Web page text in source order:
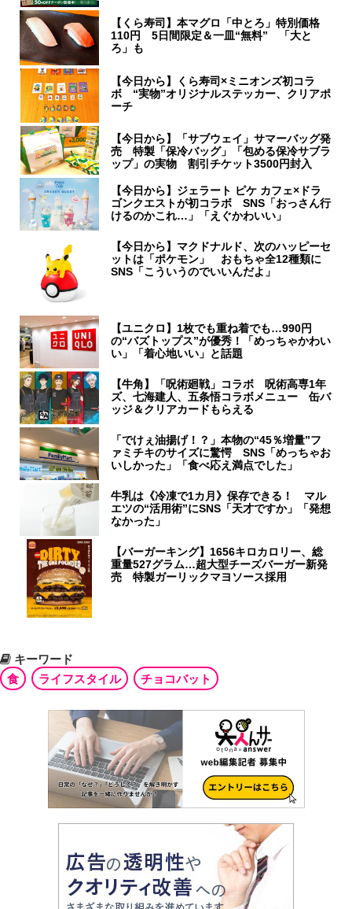
【くら寿司】本マグロ「中とろ」特別価格
110円 5日間限定＆一皿“無料” 「大と
ろ」も
【今日から】くら寿司×ミニオンズ初コラ
ボ “実物”オリジナルステッカー、クリアポ
ーチ
【今日から】「サブウェイ」サマーバッグ発
売 特製「保冷バッグ」「包める保冷サブラ
ップ」の実物 割引チケット3500円封入
【今日から】ジェラート ピケ カフェ×ドラ
ゴンクエストが初コラボ SNS「おっさん行
けるのかこれ…」「えぐかわいい」
【今日から】マクドナルド、次のハッピーセ
ットは「ポケモン」 おもちゃ全12種類に
SNS「こういうのでいいんだよ」
【ユニクロ】1枚でも重ね着でも…990円
の“バズトップス”が優秀！「めっちゃかわい
い」「着心地いい」と話題
【牛角】「呪術廻戦」コラボ 呪術高専1年
ズ、七海建人、五条悟コラボメニュー 缶バ
ッジ＆クリアカードもらえる
「でけぇ油揚げ！？」本物の“45％増量”フ
ァミチキのサイズに驚愕 SNS「めっちゃお
いしかった」「食べ応え満点でした」
牛乳は《冷凍で1カ月》保存できる！ マル
エツの“活用術”にSNS「天才ですか」「発想
なかった」
【バーガーキング】1656キロカロリー、総
重量527グラム…超大型チーズバーガー新発
売 特製ガーリックマヨソース採用
キーワード
食
ライフスタイル チョコバット